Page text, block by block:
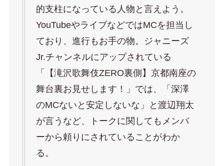
的支柱になっている人物と言えよう。
YouTubeやライブなどではMCを担当し
ており、進行もお手の物。ジャニーズ
Jr.チャンネルにアップされている
「【滝沢歌舞伎ZERO裏側】京都南座の
舞台裏お見せします！」では、「深澤
のMCないと安定しないな」と渡辺翔太
が言うなど、トークに関してもメンバ
ーから頼りにされていることがわか
る。